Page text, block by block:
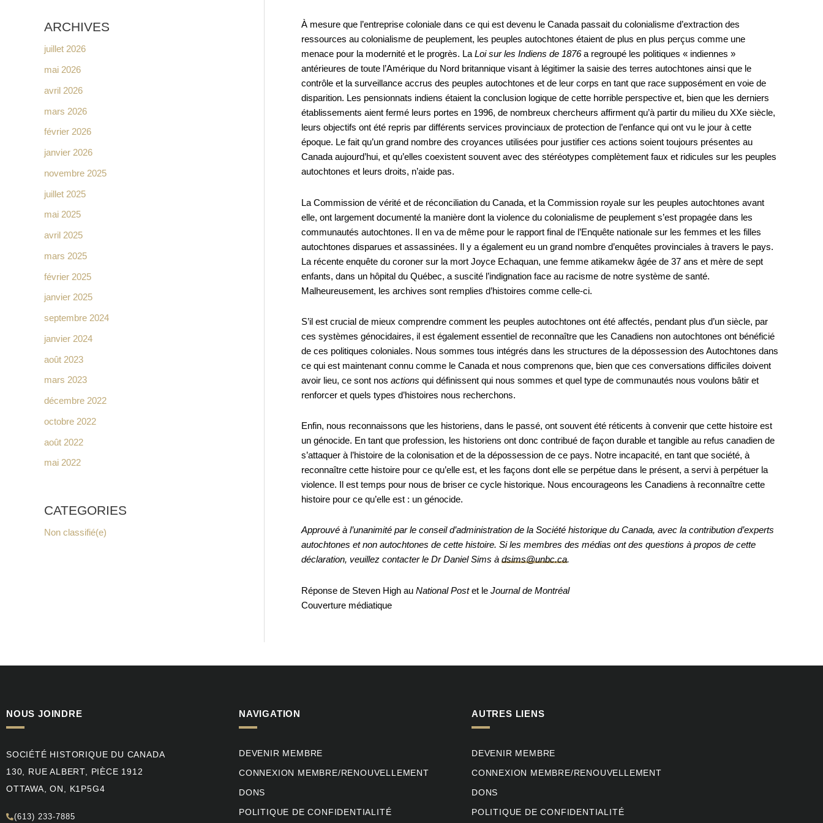
ARCHIVES
juillet 2026
mai 2026
avril 2026
mars 2026
février 2026
janvier 2026
novembre 2025
juillet 2025
mai 2025
avril 2025
mars 2025
février 2025
janvier 2025
septembre 2024
janvier 2024
août 2023
mars 2023
décembre 2022
octobre 2022
août 2022
mai 2022
CATEGORIES
Non classifié(e)
À mesure que l’entreprise coloniale dans ce qui est devenu le Canada passait du colonialisme d’extraction des
ressources au colonialisme de peuplement, les peuples autochtones étaient de plus en plus perçus comme une
menace pour la modernité et le progrès. La Loi sur les Indiens de 1876a regroupé les politiques « indiennes »
antérieures de toute l’Amérique du Nord britannique visant à légitimer la saisie des terres autochtones ainsi que le
contrôle et la surveillance accrus des peuples autochtones et de leur corps en tant que race supposément en voie de
disparition. Les pensionnats indiens étaient la conclusion logique de cette horrible perspective et, bien que les derniers
établissements aient fermé leurs portes en 1996, de nombreux chercheurs affirment qu’à partir du milieu du XXe siècle,
leurs objectifs ont été repris par différents services provinciaux de protection de l’enfance qui ont vu le jour à cette
époque. Le fait qu’un grand nombre des croyances utilisées pour justifier ces actions soient toujours présentes au
Canada aujourd’hui, et qu’elles coexistent souvent avec des stéréotypes complètement faux et ridicules sur les peuples
autochtones et leurs droits, n’aide pas.
La Commission de vérité et de réconciliation du Canada, et la Commission royale sur les peuples autochtones avant
elle, ont largement documenté la manière dont la violence du colonialisme de peuplement s’est propagée dans les
communautés autochtones. Il en va de même pour le rapport final de l’Enquête nationale sur les femmes et les filles
autochtones disparues et assassinées. Il y a également eu un grand nombre d’enquêtes provinciales à travers le pays.
La récente enquête du coroner sur la mort Joyce Echaquan, une femme atikamekw âgée de 37 ans et mère de sept
enfants, dans un hôpital du Québec, a suscité l’indignation face au racisme de notre système de santé.
Malheureusement, les archives sont remplies d’histoires comme celle-ci.
S’il est crucial de mieux comprendre comment les peuples autochtones ont été affectés, pendant plus d’un siècle, par
ces systèmes génocidaires, il est également essentiel de reconnaître que les Canadiens non autochtones ont bénéficié
de ces politiques coloniales. Nous sommes tous intégrés dans les structures de la dépossession des Autochtones dans
ce qui est maintenant connu comme le Canada et nous comprenons que, bien que ces conversations difficiles doivent
avoir lieu, ce sont nos actions qui définissent qui nous sommes et quel type de communautés nous voulons bâtir et
renforcer et quels types d’histoires nous recherchons.
Enfin, nous reconnaissons que les historiens, dans le passé, ont souvent été réticents à convenir que cette histoire est
un génocide. En tant que profession, les historiens ont donc contribué de façon durable et tangible au refus canadien de
s’attaquer à l’histoire de la colonisation et de la dépossession de ce pays. Notre incapacité, en tant que société, à
reconnaître cette histoire pour ce qu’elle est, et les façons dont elle se perpétue dans le présent, a servi à perpétuer la
violence. Il est temps pour nous de briser ce cycle historique. Nous encourageons les Canadiens à reconnaître cette
histoire pour ce qu’elle est : un génocide.
Approuvé à l’unanimité par le conseil d’administration de la Société historique du Canada, avec la contribution d’experts
autochtones et non autochtones de cette histoire. Si les membres des médias ont des questions à propos de cette
déclaration, veuillez contacter le Dr Daniel Sims à dsims@unbc.ca.
Réponse de Steven High au National Postet le Journal de Montréal
Couverture médiatique
NOUS JOINDRE
SOCIÉTÉ HISTORIQUE DU CANADA
130, RUE ALBERT, PIÈCE 1912
OTTAWA, ON, K1P5G4
(613) 233-7885
NAVIGATION
DEVENIR MEMBRE
CONNEXION MEMBRE/RENOUVELLEMENT
DONS
POLITIQUE DE CONFIDENTIALITÉ
AUTRES LIENS
DEVENIR MEMBRE
CONNEXION MEMBRE/RENOUVELLEMENT
DONS
POLITIQUE DE CONFIDENTIALITÉ